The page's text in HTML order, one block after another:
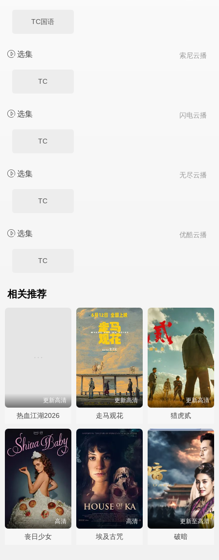
TC国语
索尼云播
选集
TC
闪电云播
选集
TC
无尽云播
选集
TC
优酷云播
选集
TC
相关推荐
更新高清
热血江湖2026
更新高清
走马观花
更新高清
猎虎贰
高清
丧日少女
高清
埃及古咒
更新至高清
破暗